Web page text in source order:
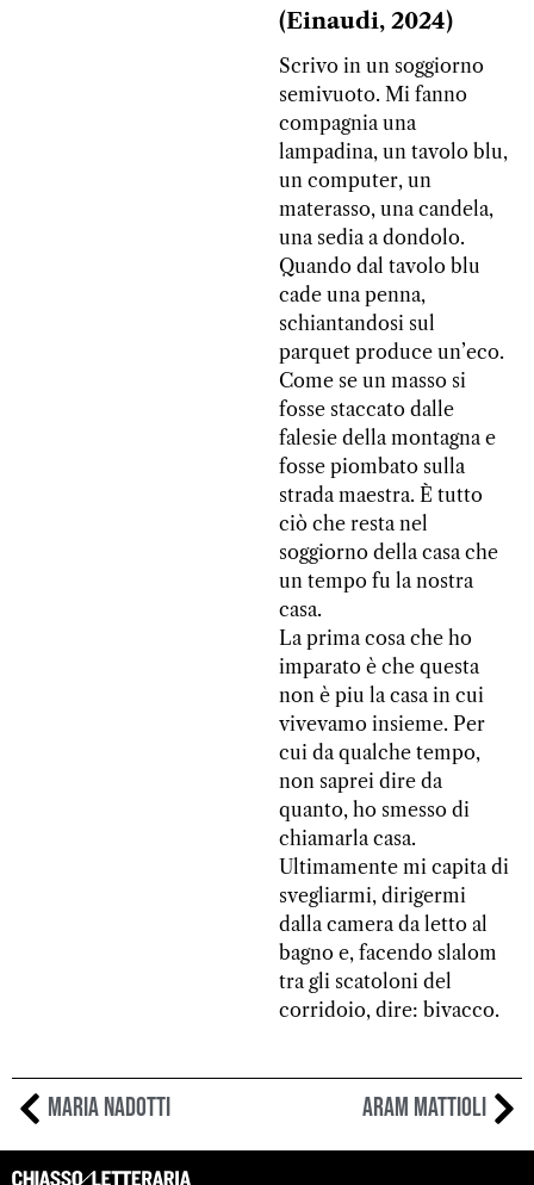
(Einaudi, 2024)
Scrivo in un soggiorno
semivuoto. Mi fanno
compagnia una
lampadina, un tavolo blu,
un computer, un
materasso, una candela,
una sedia a dondolo.
Quando dal tavolo blu
cade una penna,
schiantandosi sul
parquet produce un’eco.
Come se un masso si
fosse staccato dalle
falesie della montagna e
fosse piombato sulla
strada maestra. È tutto
ciò che resta nel
soggiorno della casa che
un tempo fu la nostra
casa.
La prima cosa che ho
imparato è che questa
non è piu la casa in cui
vivevamo insieme. Per
cui da qualche tempo,
non saprei dire da
quanto, ho smesso di
chiamarla casa.
Ultimamente mi capita di
svegliarmi, dirigermi
dalla camera da letto al
bagno e, facendo slalom
tra gli scatoloni del
corridoio, dire: bivacco.
Maria Nadotti Aram Mattioli